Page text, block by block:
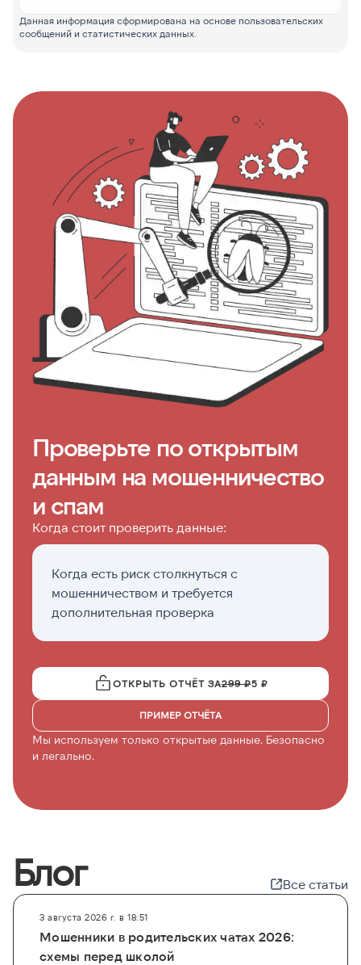
Данная информация сформирована на основе пользовательских
сообщений и статистических данных.
Проверьте по открытым
данным на мошенничество
и спам
Когда стоит проверить данные:
Когда есть риск столкнуться с
мошенничеством и требуется
дополнительная проверка
ОТКРЫТЬ ОТЧЁТ ЗА299 ₽5 ₽
ПРИМЕР ОТЧЁТА
Мы используем только открытые данные. Безопасно
и легально.
Блог Все статьи
3 августа 2026 г. в 18:51
Мошенники в родительских чатах 2026:
схемы перед школой